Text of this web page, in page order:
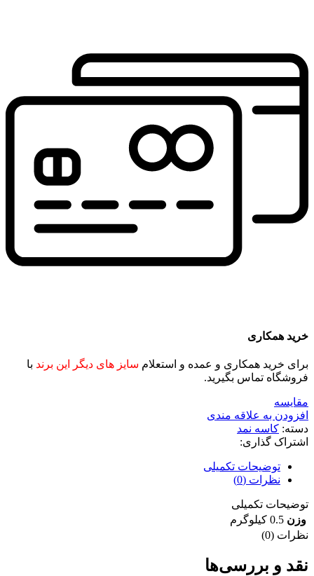
خرید همکاری
برای خرید همکاری و عمده و استعلام سایز های دیگر این برند با
فروشگاه تماس بگیرید.
مقايسه
افزودن به علاقه مندی
دسته: کاسه نمد
اشتراک گذاری:
توضیحات تکمیلی
نظرات (0)
توضیحات تکمیلی
وزن 0.5 کیلوگرم
نظرات (0)
نقد و بررسی‌ها